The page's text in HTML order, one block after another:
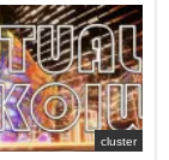
cluster